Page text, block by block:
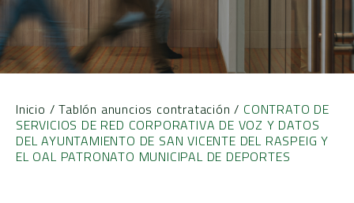
Inicio /Tablón anuncios contratación / CONTRATO DE
SERVICIOS DE RED CORPORATIVA DE VOZ Y DATOS
DEL AYUNTAMIENTO DE SAN VICENTE DEL RASPEIG Y
EL OAL PATRONATO MUNICIPAL DE DEPORTES